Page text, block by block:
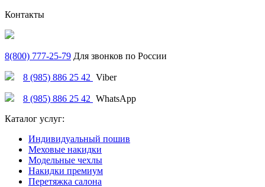
Контакты
8(800) 777-25-79 Для звонков по России
8 (985) 886 25 42 Viber
8 (985) 886 25 42 WhatsApp
Каталог услуг:
Индивидуальный пошив
Меховые накидки
Модельные чехлы
Накидки премиум
Перетяжка салона